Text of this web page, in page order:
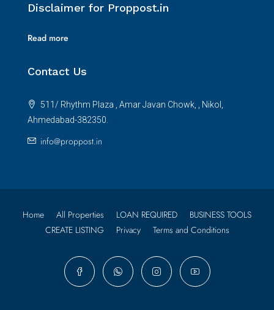
Disclaimer for Proppost.in
Read more
Contact Us
511/ Rhythm Plaza , Amar Javan Chowk, , Nikol,
Ahmedabad-382350.
info@proppost.in
Home All Properties LOAN REQUIRED
BUSINESS TOOLS
CREATE LISTING
Privacy Terms and Conditions